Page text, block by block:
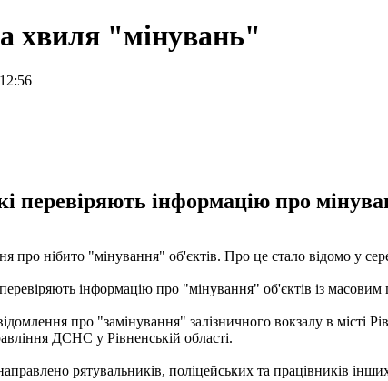
хвиля "мінувань"
перевіряють інформацію про
про нібито "мінування" об'єктів. Про це стало відомо у
інформацію про "мінування" об'єктів із
про "замінування" залізничного вокзалу в місті
ДСНС у Рівненській області.
рятувальників, поліцейських та працівників